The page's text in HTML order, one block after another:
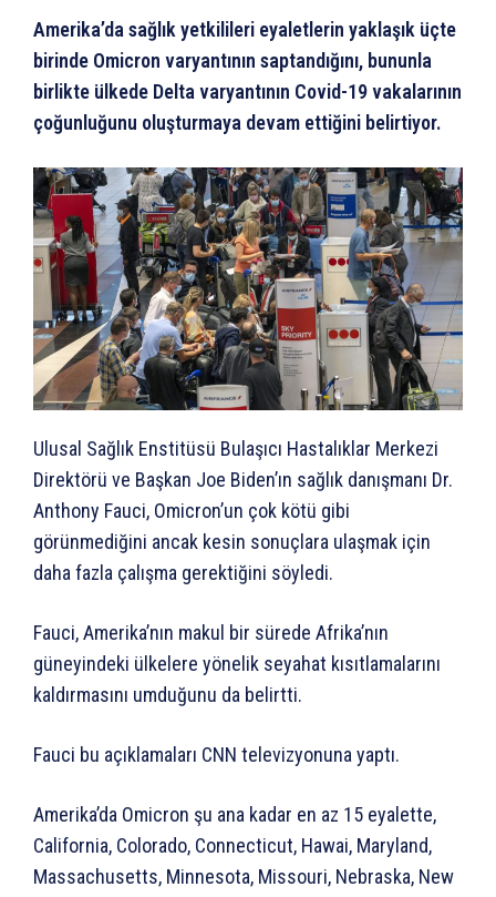
Amerika’da sağlık yetkilileri eyaletlerin yaklaşık üçte
birinde Omicron varyantının saptandığını, bununla
birlikte ülkede Delta varyantının Covid-19 vakalarının
çoğunluğunu oluşturmaya devam ettiğini belirtiyor.
Ulusal Sağlık Enstitüsü Bulaşıcı Hastalıklar Merkezi
Direktörü ve Başkan Joe Biden’ın sağlık danışmanı Dr.
Anthony Fauci, Omicron’un çok kötü gibi
görünmediğini ancak kesin sonuçlara ulaşmak için
daha fazla çalışma gerektiğini söyledi.
Fauci, Amerika’nın makul bir sürede Afrika’nın
güneyindeki ülkelere yönelik seyahat kısıtlamalarını
kaldırmasını umduğunu da belirtti.
Fauci bu açıklamaları CNN televizyonuna yaptı.
Amerika’da Omicron şu ana kadar en az 15 eyalette,
California, Colorado, Connecticut, Hawai, Maryland,
Massachusetts, Minnesota, Missouri, Nebraska, New